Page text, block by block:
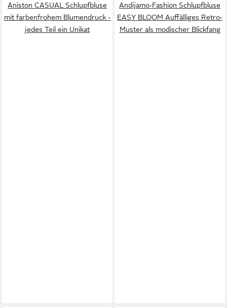
Aniston CASUAL Schlupfbluse
mit farbenfrohem Blumendruck -
jedes Teil ein Unikat
Andijamo-Fashion Schlupfbluse
EASY BLOOM Auffälliges Retro-
Muster als modischer Blickfang